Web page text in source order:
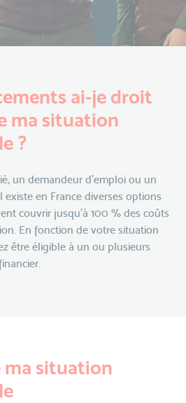
ai-je droit
ma situation
?
un demandeur d'emploi ou un
en France diverses options
couvrir jusqu'à 100 % des coûts
En fonction de votre situation
être éligible à un ou plusieurs
ma situation